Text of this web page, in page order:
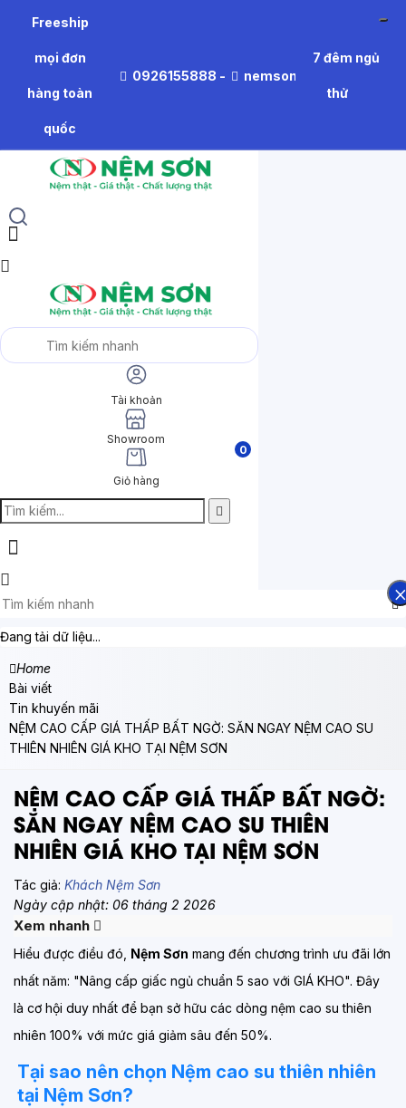
Freeship
mọi đơn
hàng toàn
quốc
0926155888 -
7 đêm ngủ
thử
Tài khoản
Showroom
0
Giỏ hàng
Đang tải dữ liệu...
Home
Bài viết
Tin khuyến mãi
NỆM CAO CẤP GIÁ THẤP BẤT NGỜ: SĂN NGAY NỆM CAO SU
THIÊN NHIÊN GIÁ KHO TẠI NỆM SƠN
NỆM CAO CẤP GIÁ THẤP BẤT NGỜ:
SĂN NGAY NỆM CAO SU THIÊN
NHIÊN GIÁ KHO TẠI NỆM SƠN
Tác giả: Khách Nệm Sơn
Ngày cập nhật: 06 tháng 2 2026
Xem nhanh
Hiểu được điều đó, Nệm Sơn mang đến chương trình ưu đãi lớn
nhất năm: "Nâng cấp giấc ngủ chuẩn 5 sao với GIÁ KHO". Đây
là cơ hội duy nhất để bạn sở hữu các dòng nệm cao su thiên
nhiên 100% với mức giá giảm sâu đến 50%.
Tại sao nên chọn Nệm cao su thiên nhiên
tại Nệm Sơn?